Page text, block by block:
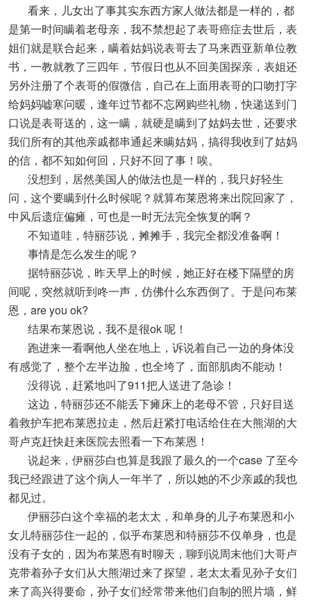
看来，儿女出了事其实东西方家人做法都是一样的，都
是第一时间瞒着老母亲，我不禁想起了表哥癌症去世后，表
姐们就是联合起来，瞒着姑妈说表哥去了马来西亚新单位教
书，一教就教了三四年，节假日也从不回美国探亲，表姐还
另外注册了个表哥的假微信，自己在上面用表哥的口吻打字
给妈妈嘘寒问暖，逢年过节都不忘网购些礼物，快递送到门
口说是表哥送的，这一瞒，就硬是瞒到了姑妈去世，还要求
我们所有的其他亲戚都串通起来瞒姑妈，搞得我收到了姑妈
的信，都不知如何回，只好不回了事！唉。
没想到，居然美国人的做法也是一样的，我只好轻生
问，这个要瞒到什么时候呢？就算布莱恩将来出院回家了，
中风后遗症偏瘫，可也是一时无法完全恢复的啊？
不知道哇，特丽莎说，摊摊手，我完全都没准备啊！
事情是怎么发生的呢？
据特丽莎说，昨天早上的时候，她正好在楼下隔壁的房
间呢，突然就听到咚一声，仿佛什么东西倒了。于是问布莱
恩，are you ok?
结果布莱恩说，我不是很ok 呢！
跑进来一看啊他人坐在地上，诉说着自己一边的身体没
有感觉了，整个左半边脸，也全垮了，面部肌肉不能动！
没得说，赶紧地叫了911把人送进了急诊！
这边，特丽莎还不能丢下瘫床上的老母不管，只好目送
着救护车把布莱恩拉走，然后赶紧打电话给住在大熊湖的大
哥卢克赶快赶来医院去照看一下布莱恩！
说起来，伊丽莎白也算是我跟了最久的一个case 了至今
我已经跟进了这个病人一年半了，所以她的不少亲戚的我也
都见过。
伊丽莎白这个幸福的老太太，和单身的儿子布莱恩和小
女儿特丽莎住一起的，似乎布莱恩和特丽莎不仅单身，也是
没有子女的，因为布莱恩有时聊天，聊到说周末他们大哥卢
克带着孙子女们从大熊湖过来了探望，老太太看见孙子女们
来了高兴得要命，孙子女们经常带来他们自制的照片墙，鲜